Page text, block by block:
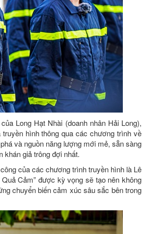
Long Hạt Nhài (doanh nhân Hải Long),
hình thông qua các chương trình về
và nguồn năng lượng mới mẻ, sẵn sàng
khán giả trông đợi nhất.
của các chương trình truyền hình là Lê
Cảm” được kỳ vọng sẽ tạo nên không
chuyển biến cảm xúc sâu sắc bên trong